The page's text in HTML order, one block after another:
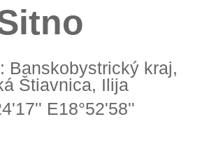
: Banskobystrický kraj,
Štiavnica, Ilija
E18°52'58''